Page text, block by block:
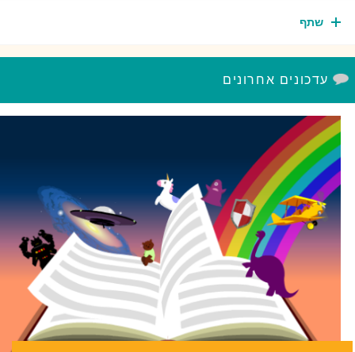
שתף
עדכונים אחרונים